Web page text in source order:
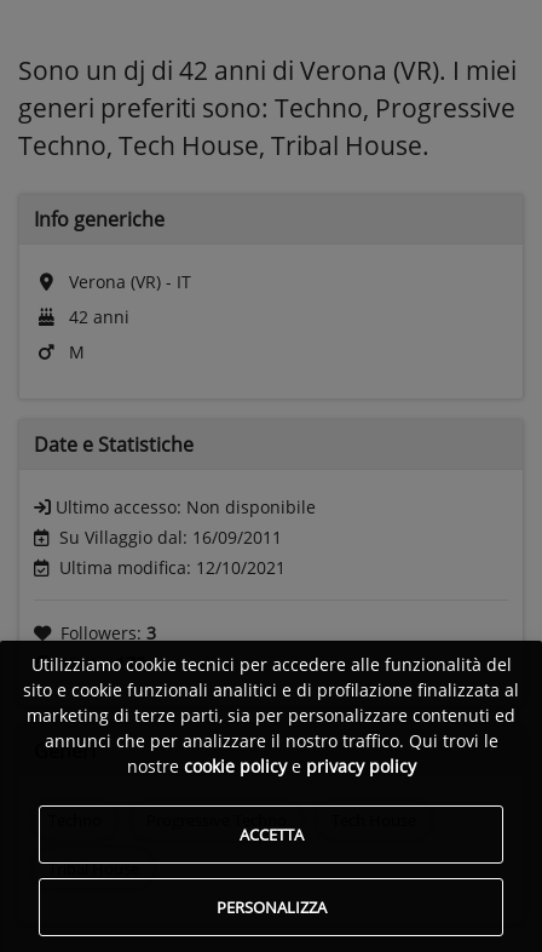
Sono un dj di 42 anni di Verona (VR). I miei
generi preferiti sono: Techno, Progressive
Techno, Tech House, Tribal House.
Info generiche
Verona (VR) - IT
42 anni
M
Date e Statistiche
Ultimo accesso: Non disponibile
Su Villaggio dal: 16/09/2011
Ultima modifica: 12/10/2021
Followers: 3
Visite:172
Generi
Tribal House
Utilizziamo cookie tecnici per accedere alle funzionalità del
sito e cookie funzionali analitici e di profilazione finalizzata al
marketing di terze parti, sia per personalizzare contenuti ed
annunci che per analizzare il nostro traffico. Qui trovi le
nostre cookie policye privacy policy
ACCETTA
PERSONALIZZA